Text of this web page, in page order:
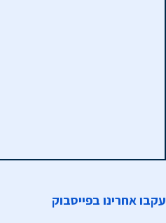
עקבו אחרינו בפייסבוק